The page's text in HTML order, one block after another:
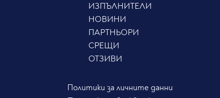
ИЗПЪЛНИТЕЛИ
НОВИНИ
ПАРТНЬОРИ
СРЕЩИ
ОТЗИВИ
Политики за личните данни